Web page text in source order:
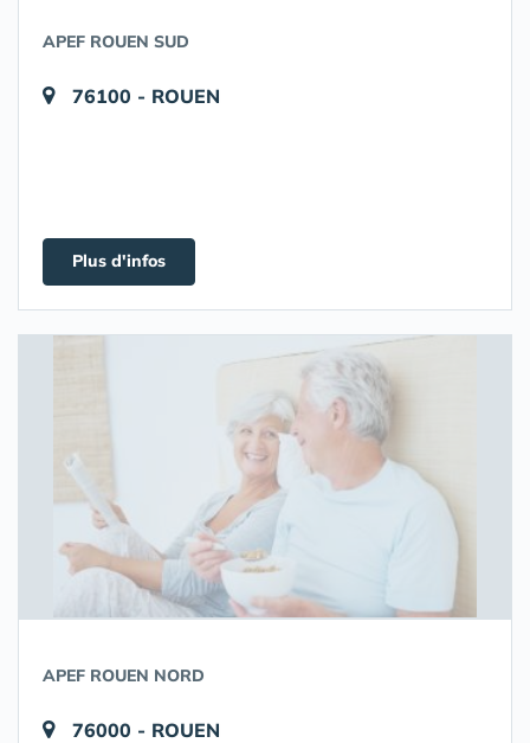
APEF ROUEN SUD
76100 - ROUEN
Plus d'infos
APEF ROUEN NORD
76000 - ROUEN